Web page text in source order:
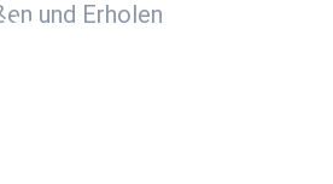
Wellness